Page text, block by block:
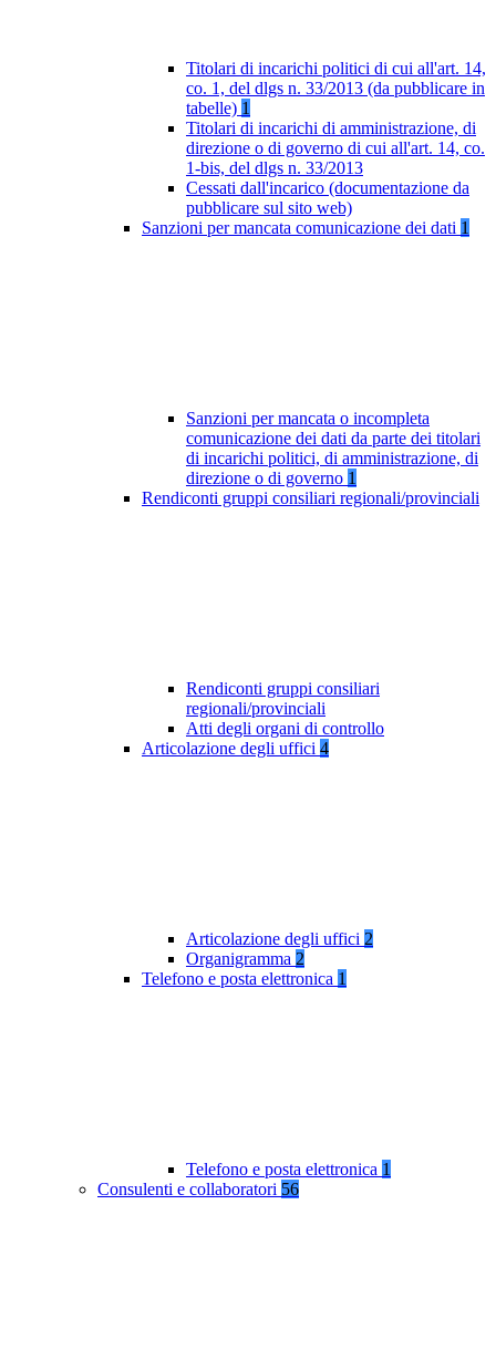
Titolari di incarichi politici di cui all'art. 14,
co. 1, del dlgs n. 33/2013 (da pubblicare in
tabelle) 1
Titolari di incarichi di amministrazione, di
direzione o di governo di cui all'art. 14, co.
1-bis, del dlgs n. 33/2013
Cessati dall'incarico (documentazione da
pubblicare sul sito web)
Sanzioni per mancata comunicazione dei dati 1
Sanzioni per mancata o incompleta
comunicazione dei dati da parte dei titolari
di incarichi politici, di amministrazione, di
direzione o di governo 1
Rendiconti gruppi consiliari regionali/provinciali
Rendiconti gruppi consiliari
regionali/provinciali
Atti degli organi di controllo
Articolazione degli uffici 4
Articolazione degli uffici 2
Organigramma 2
Telefono e posta elettronica 1
Telefono e posta elettronica 1
Consulenti e collaboratori 56